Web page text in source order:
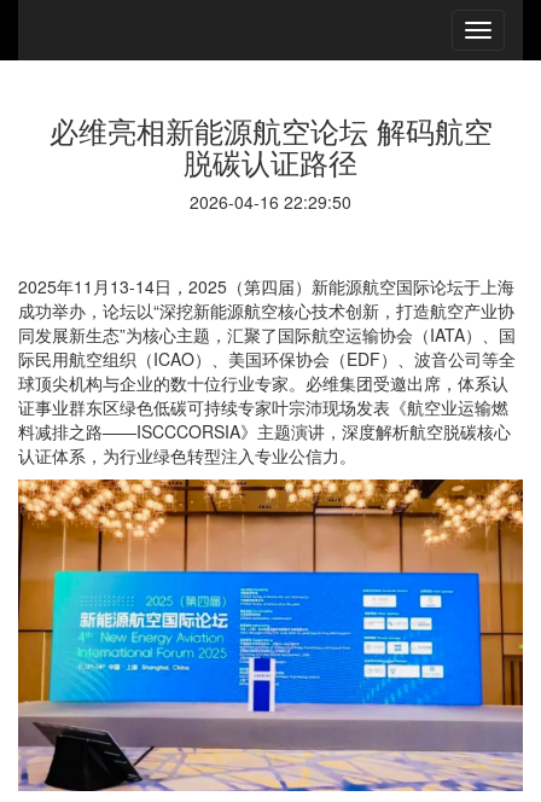
必维亮相新能源航空论坛 解码航空
脱碳认证路径
2026-04-16 22:29:50
2025年11月13-14日，2025（第四届）新能源航空国际论坛于上海
成功举办，论坛以“深挖新能源航空核心技术创新，打造航空产业协
同发展新生态”为核心主题，汇聚了国际航空运输协会（IATA）、国
际民用航空组织（ICAO）、美国环保协会（EDF）、波音公司等全
球顶尖机构与企业的数十位行业专家。必维集团受邀出席，体系认
证事业群东区绿色低碳可持续专家叶宗沛现场发表《航空业运输燃
料减排之路——ISCCCORSIA》主题演讲，深度解析航空脱碳核心
认证体系，为行业绿色转型注入专业公信力。